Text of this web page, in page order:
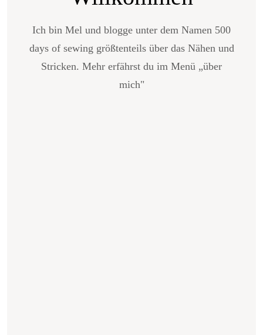
Ich bin Mel und blogge unter dem Namen 500
days of sewing größtenteils über das Nähen und
Stricken. Mehr erfährst du im Menü „über
mich"